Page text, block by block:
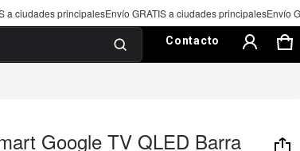
Envío GRATIS a ciudades principalesEnvío GRATIS a
Contacto
Google TV QLED Barra